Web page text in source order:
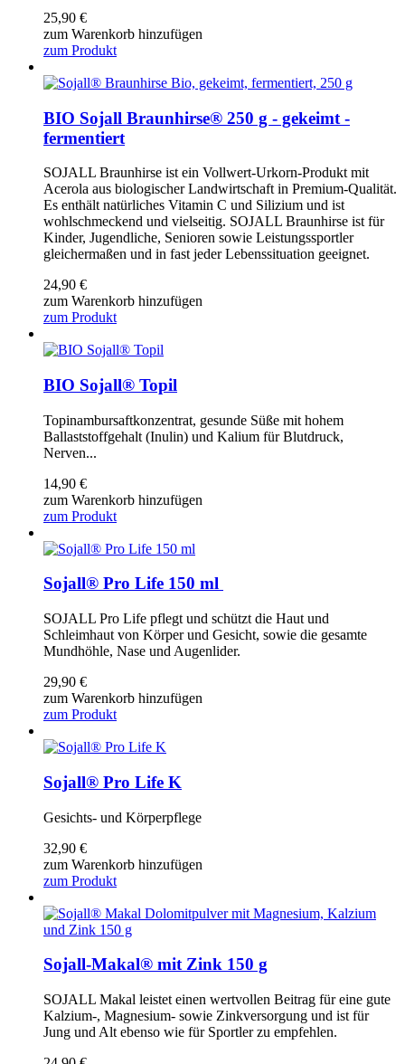
25,90 €
zum Warenkorb hinzufügen
zum Produkt
BIO Sojall Braunhirse® 250 g - gekeimt -
fermentiert
SOJALL Braunhirse ist ein Vollwert-Urkorn-Produkt mit
Acerola aus biologischer Landwirtschaft in Premium-Qualität.
Es enthält natürliches Vitamin C und Silizium und ist
wohlschmeckend und vielseitig. SOJALL Braunhirse ist für
Kinder, Jugendliche, Senioren sowie Leistungssportler
gleichermaßen und in fast jeder Lebenssituation geeignet.
24,90 €
zum Warenkorb hinzufügen
zum Produkt
BIO Sojall® Topil
Topinambursaftkonzentrat, gesunde Süße mit hohem
Ballaststoffgehalt (Inulin) und Kalium für Blutdruck,
Nerven...
14,90 €
zum Warenkorb hinzufügen
zum Produkt
Sojall® Pro Life 150 ml
SOJALL Pro Life pflegt und schützt die Haut und
Schleimhaut von Körper und Gesicht, sowie die gesamte
Mundhöhle, Nase und Augenlider.
29,90 €
zum Warenkorb hinzufügen
zum Produkt
Sojall® Pro Life K
Gesichts- und Körperpflege
32,90 €
zum Warenkorb hinzufügen
zum Produkt
Sojall-Makal® mit Zink 150 g
SOJALL Makal leistet einen wertvollen Beitrag für eine gute
Kalzium-, Magnesium- sowie Zinkversorgung und ist für
Jung und Alt ebenso wie für Sportler zu empfehlen.